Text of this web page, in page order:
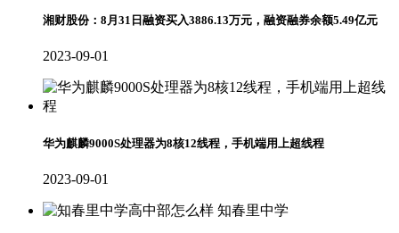
湘财股份：8月31日融资买入3886.13万元，融资融券余额5.49亿元
2023-09-01
华为麒麟9000S处理器为8核12线程，手机端用上超线程
2023-09-01